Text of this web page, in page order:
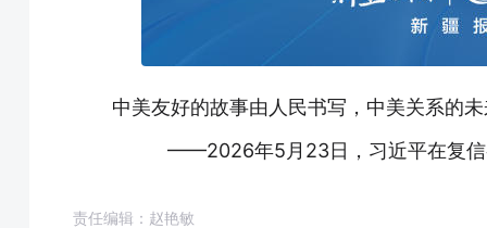
中美友好的故事由人民书写，中美关系的
——2026年5月23日，习近平在复信
责任编辑：赵艳敏